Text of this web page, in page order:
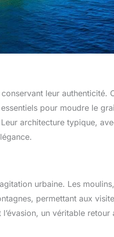
leur authenticité.
pour moudre le
architecture typique,
urbaine. Les
permettant aux
un véritable retour